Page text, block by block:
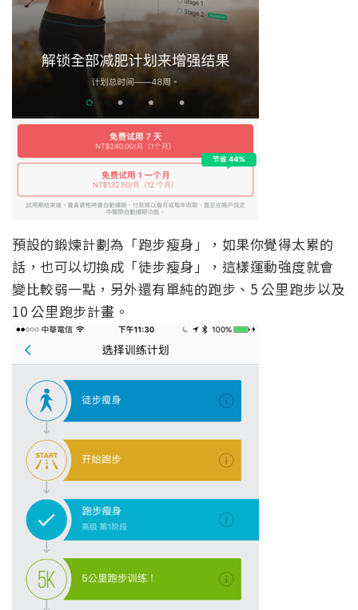
預設的鍛煉計劃為「跑步瘦身」，如果你覺得太累的
話，也可以切換成「徒步瘦身」，這樣運動強度就會
變比較弱一點，另外還有單純的跑步、5 公里跑步以及
10 公里跑步計畫。